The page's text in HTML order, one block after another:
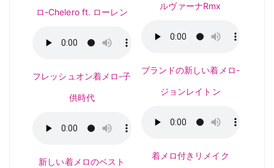
ロ-Chelero ft. ローレン
フレッシュオン着メロ-子
供時代
新しい着メロのベスト
ルヴァーナRmx
ブランドの新しい着メロ-
ジョンレイトン
着メロ付きリメイク